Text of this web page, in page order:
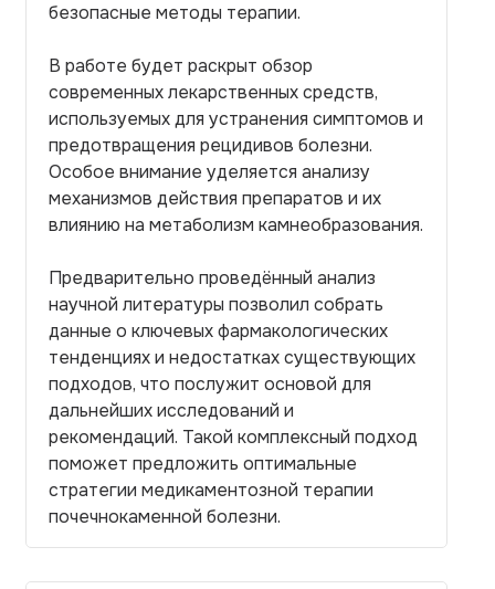
безопасные методы терапии.
В работе будет раскрыт обзор
современных лекарственных средств,
используемых для устранения симптомов и
предотвращения рецидивов болезни.
Особое внимание уделяется анализу
механизмов действия препаратов и их
влиянию на метаболизм камнеобразования.
Предварительно проведённый анализ
научной литературы позволил собрать
данные о ключевых фармакологических
тенденциях и недостатках существующих
подходов, что послужит основой для
дальнейших исследований и
рекомендаций. Такой комплексный подход
поможет предложить оптимальные
стратегии медикаментозной терапии
почечнокаменной болезни.